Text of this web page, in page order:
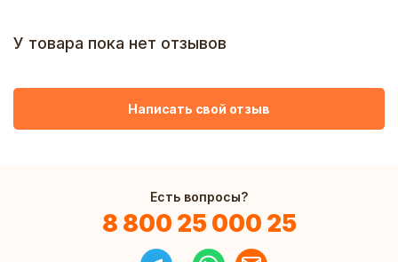
У товара пока нет отзывов
Написать свой отзыв
Есть вопросы?
8 800 25 000 25